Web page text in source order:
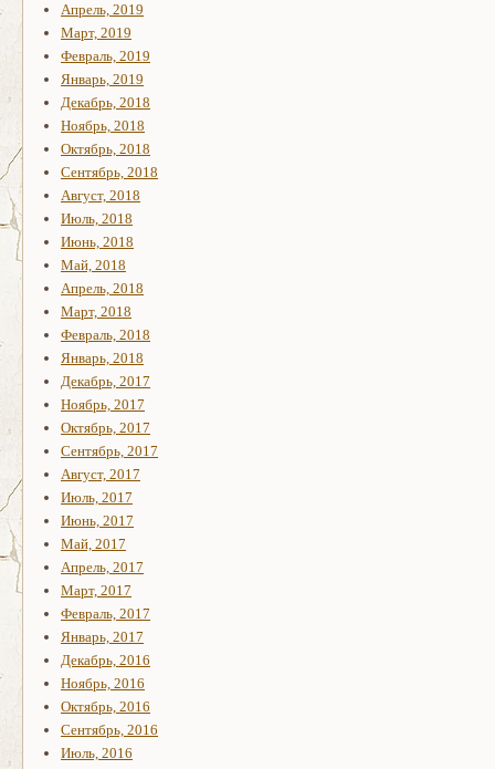
Апрель, 2019
Март, 2019
Февраль, 2019
Январь, 2019
Декабрь, 2018
Ноябрь, 2018
Октябрь, 2018
Сентябрь, 2018
Август, 2018
Июль, 2018
Июнь, 2018
Май, 2018
Апрель, 2018
Март, 2018
Февраль, 2018
Январь, 2018
Декабрь, 2017
Ноябрь, 2017
Октябрь, 2017
Сентябрь, 2017
Август, 2017
Июль, 2017
Июнь, 2017
Май, 2017
Апрель, 2017
Март, 2017
Февраль, 2017
Январь, 2017
Декабрь, 2016
Ноябрь, 2016
Октябрь, 2016
Сентябрь, 2016
Июль, 2016